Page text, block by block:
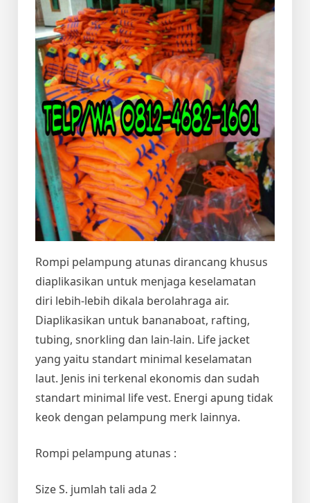
Rompi pelampung atunas dirancang khusus
diaplikasikan untuk menjaga keselamatan
diri lebih-lebih dikala berolahraga air.
Diaplikasikan untuk bananaboat, rafting,
tubing, snorkling dan lain-lain. Life jacket
yang yaitu standart minimal keselamatan
laut. Jenis ini terkenal ekonomis dan sudah
standart minimal life vest. Energi apung tidak
keok dengan pelampung merk lainnya.
Rompi pelampung atunas :
Size S. jumlah tali ada 2